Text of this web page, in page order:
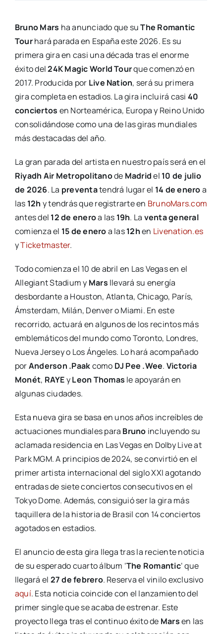
Bruno Mars ha anunciado que suThe Romantic
Tourhará parada en España este 2026. Es su
primera gira en casi una década tras el enorme
éxito del24K Magic World Tourque comenzó en
2017. Producida por Live Nation, será su primera
gira completa en estadios. La gira incluirá casi 40
conciertos en Norteamérica, Europa y Reino Unido
consolidándose como una de las giras mundiales
más destacadas del año.
La gran parada del artista en nuestro país será en el
Riyadh Air Metropolitanode Madridel 10 de julio
de 2026. La preventatendrá lugar el 14 de eneroa
las 12h y tendrás que registrarte en BrunoMars.com
antes del 12 de eneroa las 19h. La venta general
comienza el 15 de eneroa las12hen Livenation.es
yTicketmaster.
Todo comienza el 10 de abril en Las Vegas en el
Allegiant Stadium y Mars llevará su energía
desbordante a Houston, Atlanta, Chicago, París,
Ámsterdam, Milán, Denver o Miami. En este
recorrido, actuará en algunos de los recintos más
emblemáticos del mundo como Toronto, Londres,
Nueva Jersey o Los Ángeles. Lo hará acompañado
porAnderson .Paakcomo DJ Pee .Wee. Victoria
Monét, RAYEyLeon Thomas le apoyarán en
algunas ciudades.
Esta nueva gira se basa en unos años increíbles de
actuaciones mundiales para Bruno incluyendo su
aclamada residencia en Las Vegas en Dolby Live at
Park MGM. A principios de 2024, se convirtió en el
primer artista internacional del siglo XXI agotando
entradas de siete conciertos consecutivos en el
Tokyo Dome. Además, consiguió ser la gira más
taquillera de la historia de Brasil con 14 conciertos
agotados en estadios.
El anuncio de esta gira llega tras la reciente noticia
de su esperado cuarto álbum ‘The Romantic‘ que
llegará el 27 de febrero. Reserva el vinilo exclusivo
aquí. Esta noticia coincide con el lanzamiento del
primer single que se acaba de estrenar. Este
proyecto llega tras el continuo éxito de Marsen las